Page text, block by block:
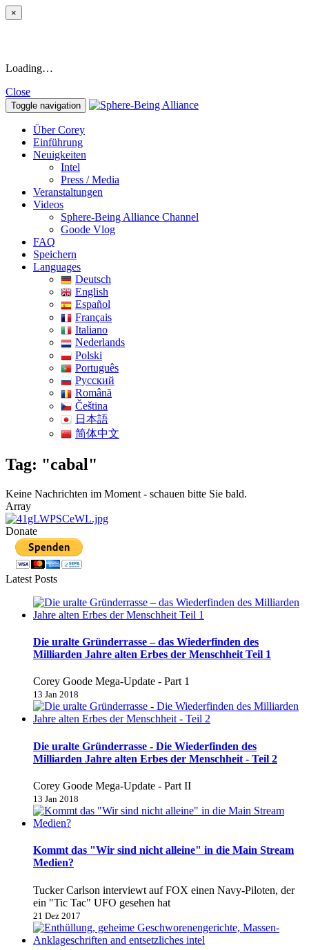
×
Loading…
Close
Toggle navigation
Über Corey
Einführung
Neuigkeiten
Intel
Press / Media
Veranstaltungen
Videos
Sphere-Being Alliance Channel
Goode Vlog
FAQ
Speichern
Languages
Deutsch
English
Español
Français
Italiano
Nederlands
Polski
Português
Pусский
Română
Čeština
日本語
简体中文
Tag: "cabal"
Keine Nachrichten im Moment - schauen bitte Sie bald.
Array
Donate
Latest Posts
Die uralte Gründerrasse – das Wiederfinden des
Milliarden Jahre alten Erbes der Menschheit Teil 1
Corey Goode Mega-Update - Part 1
13 Jan 2018
Die uralte Gründerrasse - Die Wiederfinden des
Milliarden Jahre alten Erbes der Menschheit - Teil 2
Corey Goode Mega-Update - Part II
13 Jan 2018
Kommt das "Wir sind nicht alleine" in die Main Stream
Medien?
Tucker Carlson interviewt auf FOX einen Navy-Piloten, der
ein "Tic Tac" UFO gesehen hat
21 Dez 2017